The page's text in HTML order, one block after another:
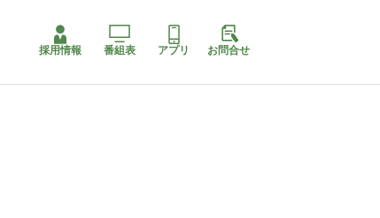
採用情報 番組表 アプリ お問合せ